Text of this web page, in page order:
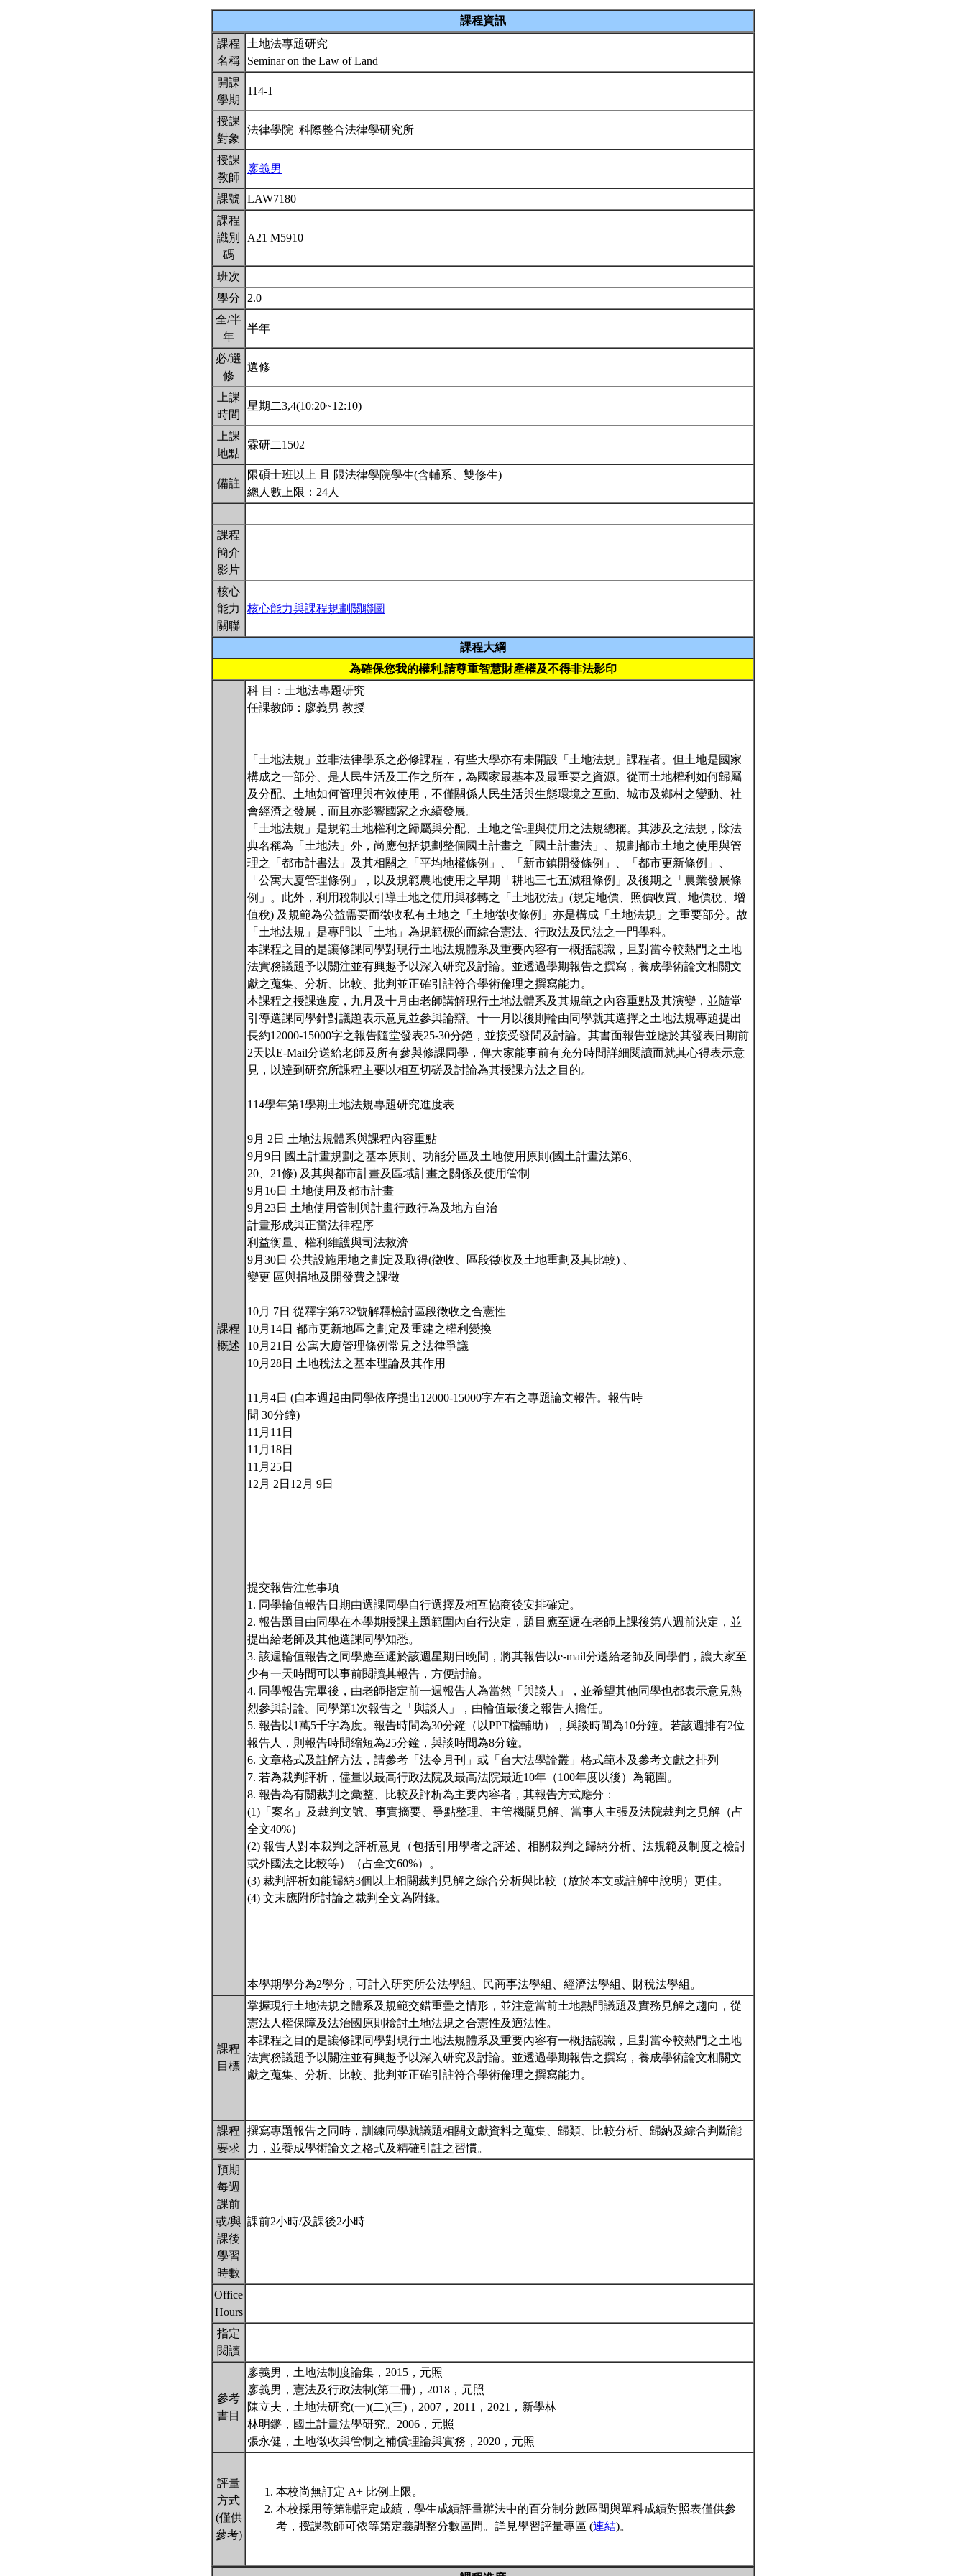
課程資訊
課程
名稱
土地法專題研究
Seminar on the Law of Land
開課
學期
114-1
授課
對象
法律學院 科際整合法律學研究所
授課
教師
廖義男
課號
LAW7180
課程
識別
碼
A21 M5910
班次
學分
2.0
全/半
年
半年
必/選
修
選修
上課
時間
星期二3,4(10:20~12:10)
上課
地點
霖研二1502
備註
限碩士班以上 且 限法律學院學生(含輔系、雙修生)
總人數上限：24人
課程
簡介
影片
核心
能力
關聯
核心能力與課程規劃關聯圖
課程大綱
為確保您我的權利,請尊重智慧財產權及不得非法影印
課程
概述
科 目：土地法專題研究
任課教師：廖義男 教授
「土地法規」並非法律學系之必修課程，有些大學亦有未開設「土地法規」課程者。但土地是國家
構成之一部分、是人民生活及工作之所在，為國家最基本及最重要之資源。從而土地權利如何歸屬
及分配、土地如何管理與有效使用，不僅關係人民生活與生態環境之互動、城市及鄉村之變動、社
會經濟之發展，而且亦影響國家之永續發展。
「土地法規」是規範土地權利之歸屬與分配、土地之管理與使用之法規總稱。其涉及之法規，除法
典名稱為「土地法」外，尚應包括規劃整個國土計畫之「國土計畫法」、規劃都市土地之使用與管
理之「都市計書法」及其相關之「平均地權條例」、「新市鎮開發條例」、「都市更新條例」、
「公寓大廈管理條例」，以及規範農地使用之早期「耕地三七五減租條例」及後期之「農業發展條
例」。此外，利用稅制以引導土地之使用與移轉之「土地稅法」(規定地價、照價收買、地價稅、增
值稅) 及規範為公益需要而徵收私有土地之「土地徵收條例」亦是構成「土地法規」之重要部分。故
「土地法規」是專門以「土地」為規範標的而綜合憲法、行政法及民法之一門學科。
本課程之目的是讓修課同學對現行土地法規體系及重要內容有一概括認識，且對當今較熱門之土地
法實務議題予以關注並有興趣予以深入研究及討論。並透過學期報告之撰寫，養成學術論文相關文
獻之蒐集、分析、比較、批判並正確引註符合學術倫理之撰寫能力。
本課程之授課進度，九月及十月由老師講解現行土地法體系及其規範之內容重點及其演變，並隨堂
引導選課同學針對議題表示意見並參與論辯。十一月以後則輪由同學就其選擇之土地法規專題提出
長約12000-15000字之報告隨堂發表25-30分鐘，並接受發問及討論。其書面報告並應於其發表日期前
2天以E-Mail分送給老師及所有參與修課同學，俾大家能事前有充分時間詳細閱讀而就其心得表示意
見，以達到研究所課程主要以相互切磋及討論為其授課方法之目的。
114學年第1學期土地法規專題研究進度表
9月 2日 土地法規體系與課程內容重點
9月9日 國土計畫規劃之基本原則、功能分區及土地使用原則(國土計畫法第6、
20、21條) 及其與都市計畫及區域計畫之關係及使用管制
9月16日 土地使用及都市計畫
9月23日 土地使用管制與計畫行政行為及地方自治
計畫形成與正當法律程序
利益衡量、權利維護與司法救濟
9月30日 公共設施用地之劃定及取得(徵收、區段徵收及土地重劃及其比較) 、
變更 區與捐地及開發費之課徵
10月 7日 從釋字第732號解釋檢討區段徵收之合憲性
10月14日 都市更新地區之劃定及重建之權利變換
10月21日 公寓大廈管理條例常見之法律爭議
10月28日 土地稅法之基本理論及其作用
11月4日 (自本週起由同學依序提出12000-15000字左右之專題論文報告。報告時
間 30分鐘)
11月11日
11月18日
11月25日
12月 2日12月 9日
提交報告注意事項
1. 同學輪值報告日期由選課同學自行選擇及相互協商後安排確定。
2. 報告題目由同學在本學期授課主題範圍內自行決定，題目應至遲在老師上課後第八週前決定，並
提出給老師及其他選課同學知悉。
3. 該週輪值報告之同學應至遲於該週星期日晚間，將其報告以e-mail分送給老師及同學們，讓大家至
少有一天時間可以事前閱讀其報告，方便討論。
4. 同學報告完畢後，由老師指定前一週報告人為當然「與談人」，並希望其他同學也都表示意見熱
烈參與討論。同學第1次報告之「與談人」，由輪值最後之報告人擔任。
5. 報告以1萬5千字為度。報告時間為30分鐘（以PPT檔輔助），與談時間為10分鐘。若該週排有2位
報告人，則報告時間縮短為25分鐘，與談時間為8分鐘。
6. 文章格式及註解方法，請參考「法令月刊」或「台大法學論叢」格式範本及參考文獻之排列
7. 若為裁判評析，儘量以最高行政法院及最高法院最近10年（100年度以後）為範圍。
8. 報告為有關裁判之彙整、比較及評析為主要內容者，其報告方式應分：
(1)「案名」及裁判文號、事實摘要、爭點整理、主管機關見解、當事人主張及法院裁判之見解（占
全文40%）
(2) 報告人對本裁判之評析意見（包括引用學者之評述、相關裁判之歸納分析、法規範及制度之檢討
或外國法之比較等）（占全文60%）。
(3) 裁判評析如能歸納3個以上相關裁判見解之綜合分析與比較（放於本文或註解中說明）更佳。
(4) 文末應附所討論之裁判全文為附錄。
本學期學分為2學分，可計入研究所公法學組、民商事法學組、經濟法學組、財稅法學組。
課程
目標
掌握現行土地法規之體系及規範交錯重疊之情形，並注意當前土地熱門議題及實務見解之趨向，從
憲法人權保障及法治國原則檢討土地法規之合憲性及適法性。
本課程之目的是讓修課同學對現行土地法規體系及重要內容有一概括認識，且對當今較熱門之土地
法實務議題予以關注並有興趣予以深入研究及討論。並透過學期報告之撰寫，養成學術論文相關文
獻之蒐集、分析、比較、批判並正確引註符合學術倫理之撰寫能力。
課程
要求
撰寫專題報告之同時，訓練同學就議題相關文獻資料之蒐集、歸類、比較分析、歸納及綜合判斷能
力，並養成學術論文之格式及精確引註之習慣。
預期
每週
課前
或/與
課後
學習
時數
課前2小時/及課後2小時
Office
Hours
指定
閱讀
參考
書目
廖義男，土地法制度論集，2015，元照
廖義男，憲法及行政法制(第二冊)，2018，元照
陳立夫，土地法研究(一)(二)(三)，2007，2011，2021，新學林
林明鏘，國土計畫法學研究。2006，元照
張永健，土地徵收與管制之補償理論與實務，2020，元照
評量
方式
(僅供
參考)
本校尚無訂定 A+ 比例上限。
本校採用等第制評定成績，學生成績評量辦法中的百分制分數區間與單科成績對照表僅供參
考，授課教師可依等第定義調整分數區間。詳見學習評量專區 (連結)。